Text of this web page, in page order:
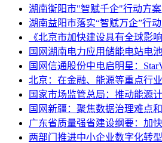
湖南衡阳市"智赋千企"行动方
湖南益阳市落实“智赋万企”行
《北京市加快建设具有全球影
国网湖南电力应用储能电站电
国网信通股份中电启明星：
北京：在金融、能源等重点行
国家市场监管总局：推动能源
国网新疆：聚焦数据治理难点
广东省质量强省建设纲要：加
两部门推进中小企业数字化转